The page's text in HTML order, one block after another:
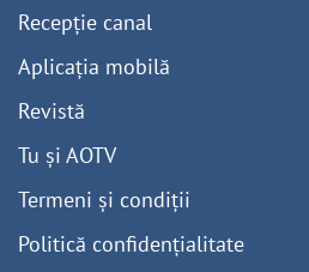
Recepție canal
Aplicația mobilă
Revistă
Tu și AOTV
Termeni și condiții
Politică confidențialitate